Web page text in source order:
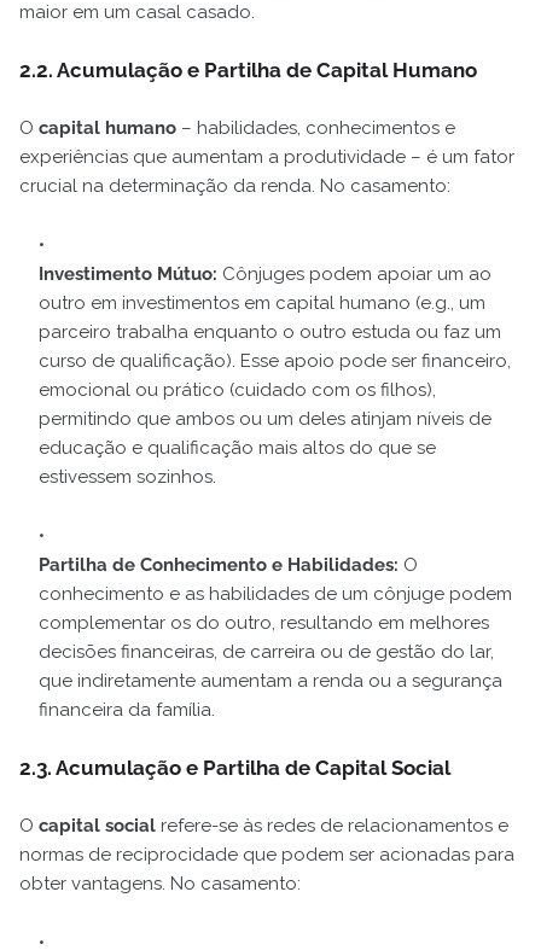
maior em um casal casado.
2.2. Acumulação e Partilha de Capital Humano
O capital humano – habilidades, conhecimentos e
experiências que aumentam a produtividade – é um fator
crucial na determinação da renda. No casamento:
Investimento Mútuo: Cônjuges podem apoiar um ao
outro em investimentos em capital humano (e.g., um
parceiro trabalha enquanto o outro estuda ou faz um
curso de qualificação). Esse apoio pode ser financeiro,
emocional ou prático (cuidado com os filhos),
permitindo que ambos ou um deles atinjam níveis de
educação e qualificação mais altos do que se
estivessem sozinhos.
Partilha de Conhecimento e Habilidades: O
conhecimento e as habilidades de um cônjuge podem
complementar os do outro, resultando em melhores
decisões financeiras, de carreira ou de gestão do lar,
que indiretamente aumentam a renda ou a segurança
financeira da família.
2.3. Acumulação e Partilha de Capital Social
O capital social refere-se às redes de relacionamentos e
normas de reciprocidade que podem ser acionadas para
obter vantagens. No casamento: